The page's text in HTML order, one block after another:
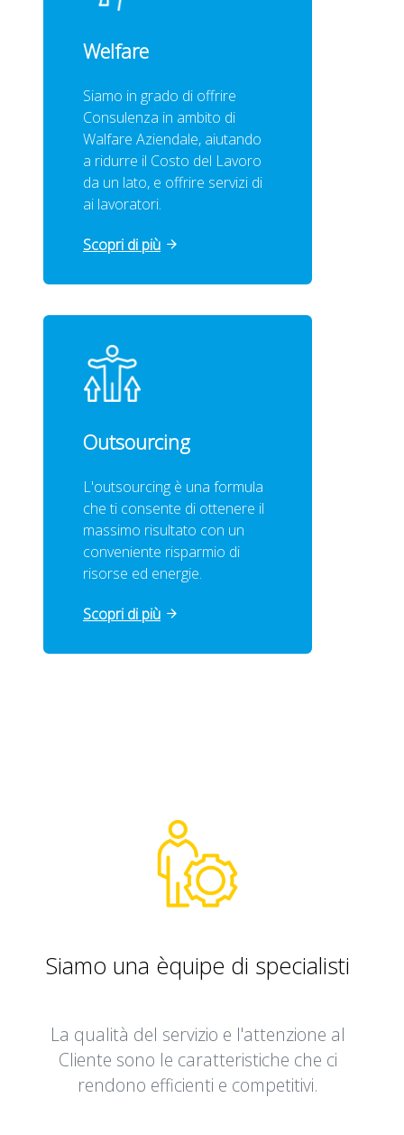
Welfare
Siamo in grado di offrire
Consulenza in ambito di
Walfare Aziendale, aiutando
a ridurre il Costo del Lavoro
da un lato, e offrire servizi di
ai lavoratori.
Scopri di più
Outsourcing
L'outsourcing è una formula
che ti consente di ottenere il
massimo risultato con un
conveniente risparmio di
risorse ed energie.
Scopri di più
Siamo una èquipe di specialisti
La qualità del servizio e l'attenzione al
Cliente sono le caratteristiche che ci
rendono efficienti e competitivi.